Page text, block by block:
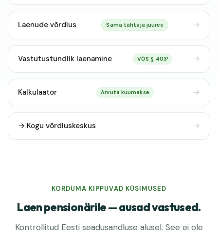
Laenude võrdlus Sama tähtaja juures
Vastutustundlik laenamine VÕS § 403¹
Kalkulaator Arvuta kuumakse
→ Kogu võrdluskeskus
KORDUMA KIPPUVAD KÜSIMUSED
Laen pensionärile — ausad vastused.
Kontrollitud Eesti seadusandluse alusel. See ei ole